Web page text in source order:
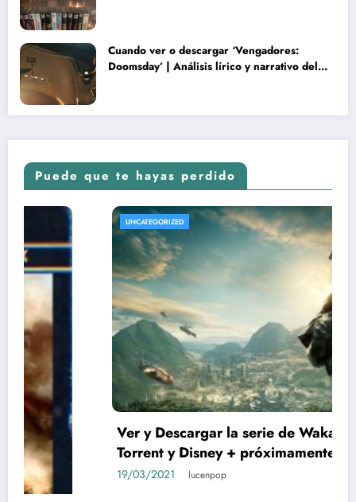
Cuando ver o descargar ‘Vengadores:
Doomsday’ | Análisis lírico y narrativo del
Puede que te hayas perdido
UNCATEGORIZED